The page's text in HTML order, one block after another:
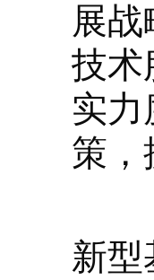
展
技术
实力
策，
（
新型